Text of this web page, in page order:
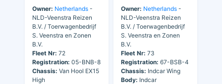
Owner: Netherlands -
NLD-Veenstra Reizen
B.V. / Toerwagenbedrijf
S. Veenstra en Zonen
B.V.
Fleet Nr: 72
Registration: 05-BNB-8
Chassis: Van Hool EX15
High
Owner: Netherlands -
NLD-Veenstra Reizen
B.V. / Toerwagenbedrijf
S. Veenstra en Zonen
B.V.
Fleet Nr: 73
Registration: 67-BSB-4
Chassis: Indcar Wing
Body: Indcar